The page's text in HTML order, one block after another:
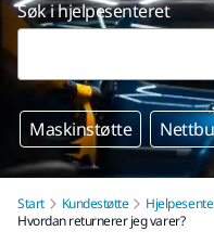
Søk i hjelpesenteret
Maskinstøtte
Start Kundestøtte
Hvordan returnerer jeg varer?